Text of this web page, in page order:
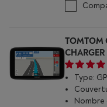
TOMTOM
CHARGER
Type:
Nombre